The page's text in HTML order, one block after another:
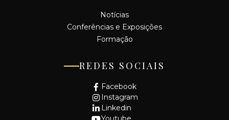
Notícias
Conferências e Exposições
Formação
REDES SOCIAIS
Facebook
Instagram
Linkedin